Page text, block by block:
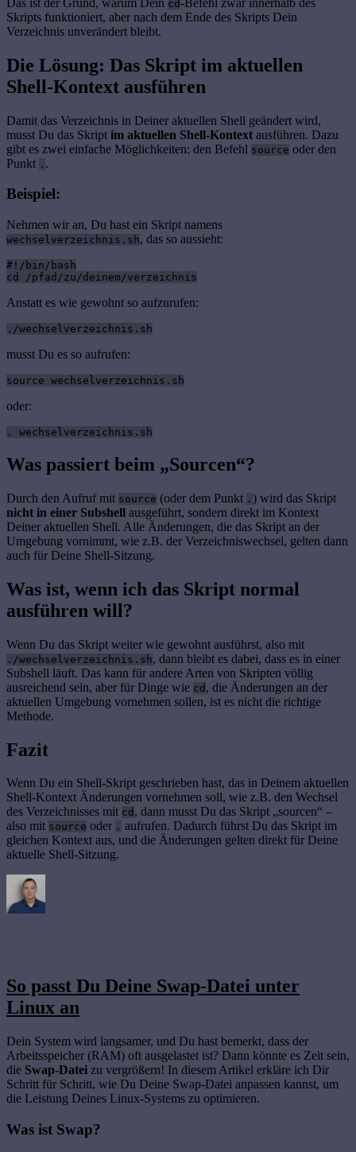
cd
Skripts funktioniert, aber nach dem Ende des Skripts Dein
Verzeichnis unverändert bleibt.
Die Lösung: Das Skript im aktuellen
Shell-Kontext ausführen
Damit das Verzeichnis in Deiner aktuellen Shell geändert wird,
musst Du das Skript im aktuellen Shell-Kontext ausführen. Dazu
gibt es zwei einfache Möglichkeiten: den Befehl source oder den
Punkt . .
Beispiel:
Nehmen wir an, Du hast ein Skript namens
wechselverzeichnis.sh, das so aussieht:
#!/bin/bash
Anstatt es wie gewohnt so aufzurufen:
./wechselverzeichnis.sh
musst Du es so aufrufen:
source wechselverzeichnis.sh
oder:
. wechselverzeichnis.sh
Was passiert beim „Sourcen“?
Durch den Aufruf mit source (oder dem Punkt . ) wird das Skript
nicht in einer Subshell ausgeführt, sondern direkt im Kontext
Deiner aktuellen Shell. Alle Änderungen, die das Skript an der
Umgebung vornimmt, wie z.B. der Verzeichniswechsel, gelten dann
auch für Deine Shell-Sitzung.
Was ist, wenn ich das Skript normal
ausführen will?
Wenn Du das Skript weiter wie gewohnt ausführst, also mit
./wechselverzeichnis.sh, dann bleibt es dabei, dass es in einer
Subshell läuft. Das kann für andere Arten von Skripten völlig
ausreichend sein, aber für Dinge wie cd , die Änderungen an der
aktuellen Umgebung vornehmen sollen, ist es nicht die richtige
Methode.
Fazit
Wenn Du ein Shell-Skript geschrieben hast, das in Deinem aktuellen
Shell-Kontext Änderungen vornehmen soll, wie z.B. den Wechsel
des Verzeichnisses mit cd , dann musst Du das Skript „sourcen“ –
also mit source oder . aufrufen. Dadurch führst Du das Skript im
gleichen Kontext aus, und die Änderungen gelten direkt für Deine
aktuelle Shell-Sitzung.
So passt Du Deine Swap-Datei unter
Linux an
Dein System wird langsamer, und Du hast bemerkt, dass der
Arbeitsspeicher (RAM) oft ausgelastet ist? Dann könnte es Zeit sein,
die Swap-Datei zu vergrößern! In diesem Artikel erkläre ich Dir
Schritt für Schritt, wie Du Deine Swap-Datei anpassen kannst, um
die Leistung Deines Linux-Systems zu optimieren.
Was ist Swap?